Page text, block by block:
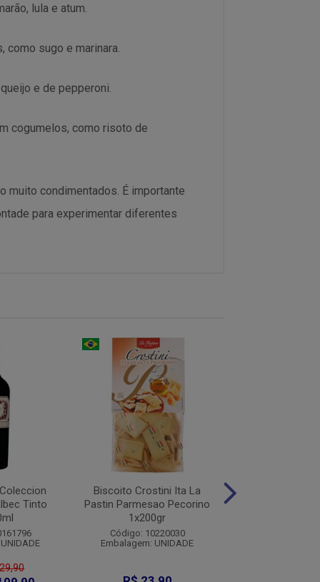
lula e atum.
como sugo e marinara.
e de pepperoni.
cogumelos, como risoto de
muito condimentados. É importante
para experimentar diferentes
Tinto
Biscoito Crostini Ita La
Pastin Parmesao Pecorino
1x200gr
Código: 10220030
Embalagem: UNIDADE